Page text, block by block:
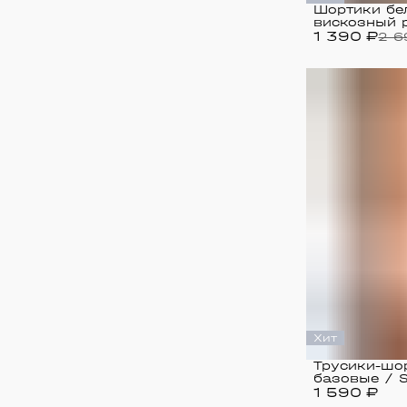
1 390 ₽2
Шортики
вискозный
Seamless
Хит
1 590 ₽
Трусики-
базовые /